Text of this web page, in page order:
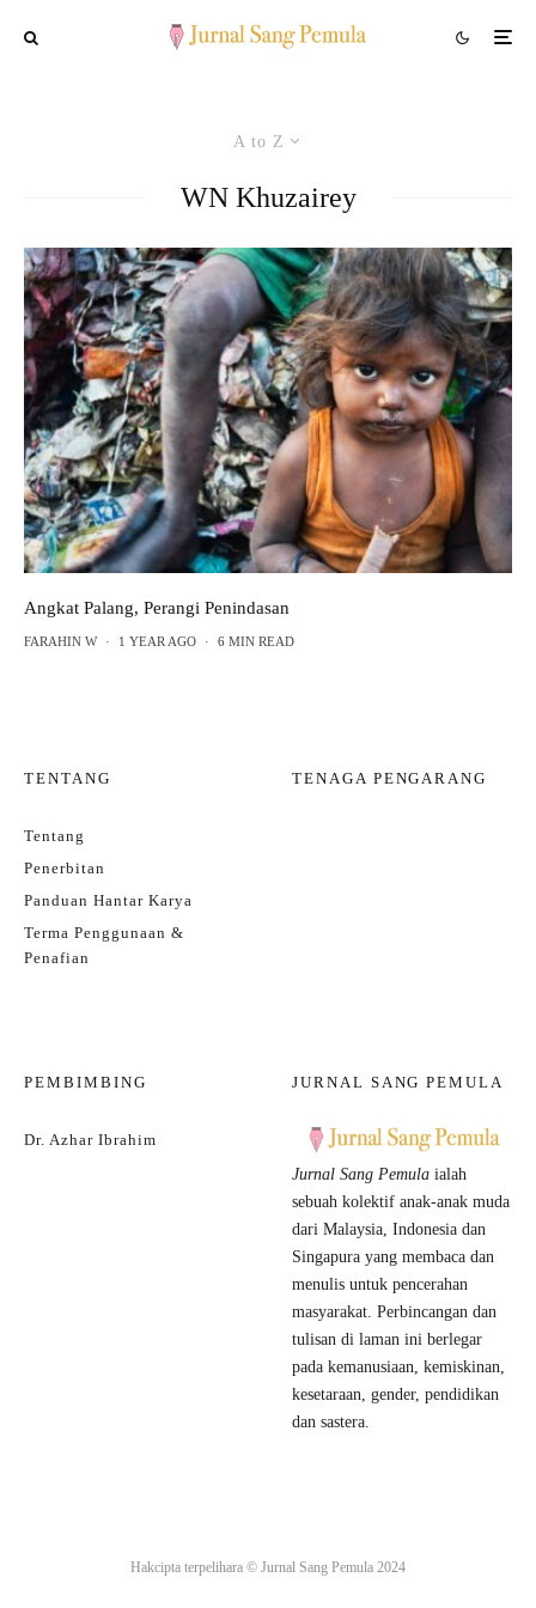
A to Z
WN Khuzairey
Angkat Palang, Perangi Penindasan
FARAHIN W · 1 YEAR AGO · 6 MIN READ
TENTANG
Tentang
Penerbitan
Panduan Hantar Karya
Terma Penggunaan &
Penafian
TENAGA PENGARANG
PEMBIMBING
Dr. Azhar Ibrahim
JURNAL SANG PEMULA
Jurnal Sang Pemula ialah
sebuah kolektif anak-anak muda
dari Malaysia, Indonesia dan
Singapura yang membaca dan
menulis untuk pencerahan
masyarakat. Perbincangan dan
tulisan di laman ini berlegar
pada kemanusiaan, kemiskinan,
kesetaraan, gender, pendidikan
dan sastera.
Hakcipta terpelihara © Jurnal Sang Pemula 2024